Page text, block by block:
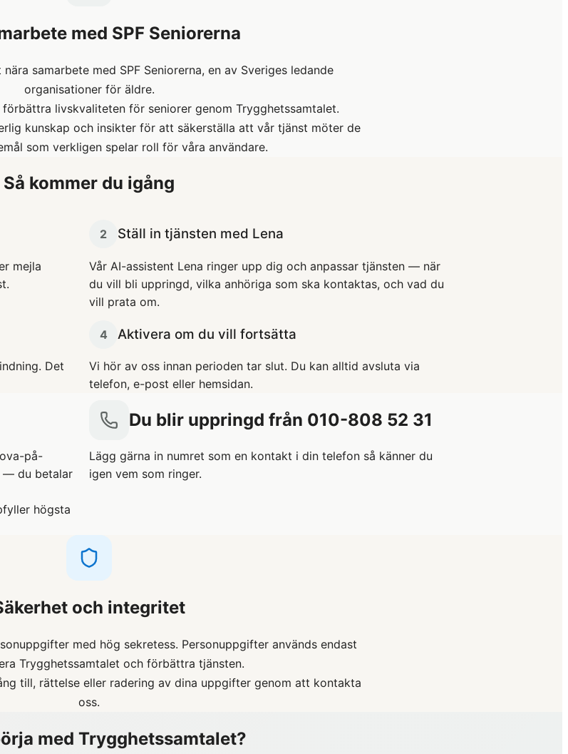
med SPF Seniorerna
samarbete med SPF Seniorerna, en av Sveriges ledande
organisationer för äldre.
livskvaliteten för seniorer genom Trygghetssamtalet.
kunskap och insikter för att säkerställa att vår tjänst möter de
som verkligen spelar roll för våra användare.
Så kommer du igång
mejla
2 Ställ in tjänsten med Lena
Vår AI-assistent Lena ringer upp dig och anpassar tjänsten — när
du vill bli uppringd, vilka anhöriga som ska kontaktas, och vad du
vill prata om.
Det
4 Aktivera om du vill fortsätta
Vi hör av oss innan perioden tar slut. Du kan alltid avsluta via
telefon, e-post eller hemsidan.
på-
— du betalar
högsta
Du blir uppringd från 010-808 52 31
Lägg gärna in numret som en kontakt i din telefon så känner du
igen vem som ringer.
och integritet
med hög sekretess. Personuppgifter används endast
Trygghetssamtalet och förbättra tjänsten.
till, rättelse eller radering av dina uppgifter genom att kontakta
oss.
med Trygghetssamtalet?